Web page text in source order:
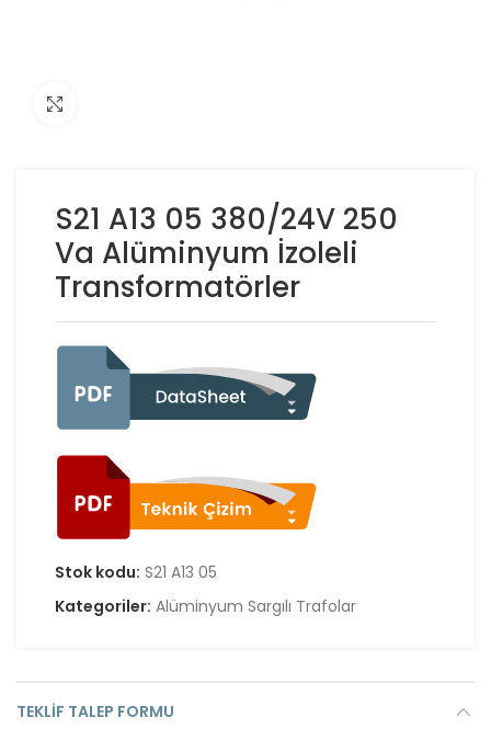
S21 A13 05 380/24V 250
Va Alüminyum İzoleli
Transformatörler
Stok kodu: S21 A13 05
Kategoriler: Alüminyum Sargılı Trafolar
TEKLIF TALEP FORMU